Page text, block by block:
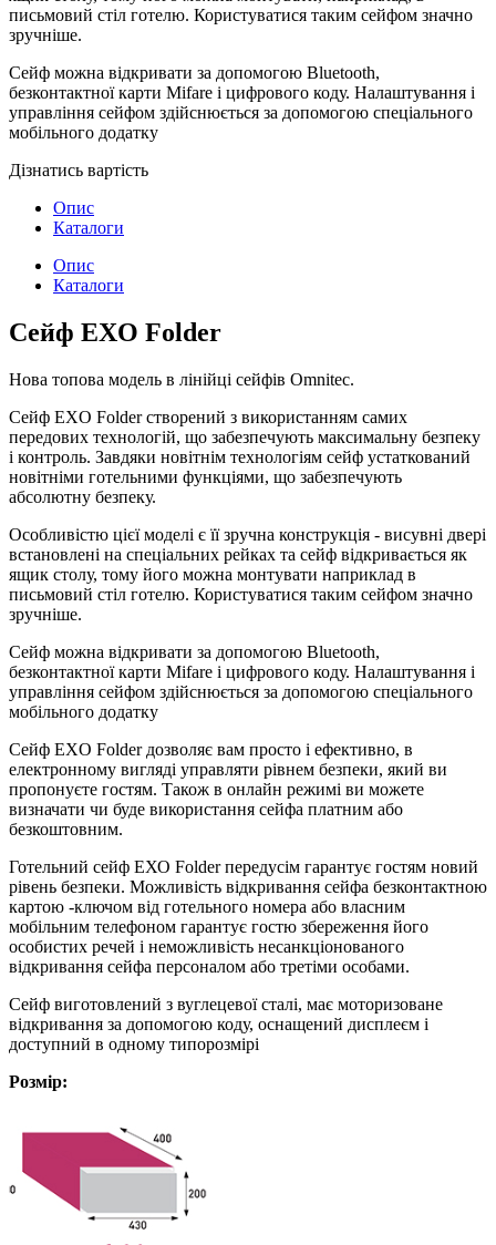
письмовий стіл готелю. Користуватися таким сейфом значно
зручніше.
Сейф можна відкривати за допомогою Bluetooth,
безконтактної карти Mifare і цифрового коду. Налаштування і
управління сейфом здійснюється за допомогою спеціального
мобільного додатку
Дізнатись вартість
Опис
Каталоги
Опис
Каталоги
Сейф EXO Folder
Нова топова модель в лінійці сейфів Omnitec.
Сейф EXO Folder створений з використанням самих
передових технологій, що забезпечують максимальну безпеку
і контроль. Завдяки новітнім технологіям сейф устаткований
новітніми готельними функціями, що забезпечують
абсолютну безпеку.
Особливістю цієї моделі є її зручна конструкція - висувні двері
встановлені на спеціальних рейках та сейф відкривається як
ящик столу, тому його можна монтувати наприклад в
письмовий стіл готелю. Користуватися таким сейфом значно
зручніше.
Сейф можна відкривати за допомогою Bluetooth,
безконтактної карти Mifare і цифрового коду. Налаштування і
управління сейфом здійснюється за допомогою спеціального
мобільного додатку
Сейф EXO Folder дозволяє вам просто і ефективно, в
електронному вигляді управляти рівнем безпеки, який ви
пропонуєте гостям. Також в онлайн режимі ви можете
визначати чи буде використання сейфа платним або
безкоштовним.
Готельний сейф EХО Folder передусім гарантує гостям новий
рівень безпеки. Можливість відкривання сейфа безконтактною
картою -ключом від готельного номера або власним
мобільним телефоном гарантує гостю збереження його
особистих речей і неможливість несанкціонованого
відкривання сейфа персоналом або третіми особами.
Сейф виготовлений з вуглецевої сталі, має моторизоване
відкривання за допомогою коду, оснащений дисплеєм і
доступний в одному типорозмірі
Розмір: